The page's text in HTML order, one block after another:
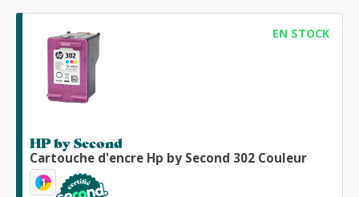
EN STOCK
HP by Second
Cartouche d'encre Hp by Second 302 Couleur
1